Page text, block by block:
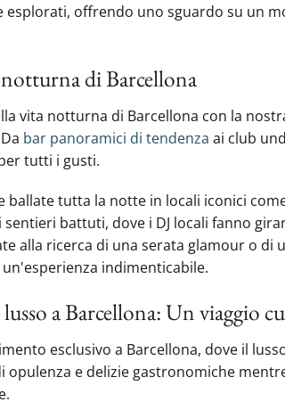
esplorati, offrendo uno sguardo su un
di Barcellona
vita notturna di Barcellona con la
bar panoramici di tendenza ai club
tutti i gusti.
tutta la notte in locali iconici
battuti, dove i DJ locali fanno
alla ricerca di una serata glamour o di
indimenticabile.
a Barcellona: Un viaggio
esclusivo a Barcellona, dove il
e delizie gastronomiche